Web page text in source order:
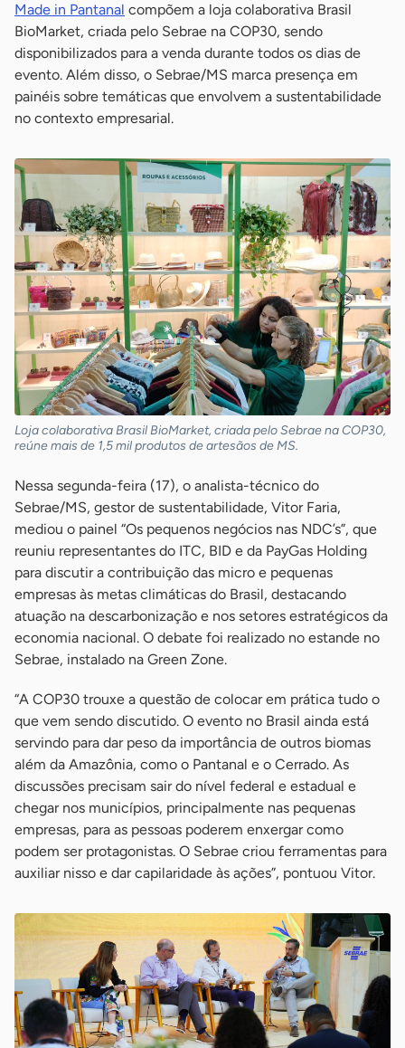
Made in Pantanal compõem a loja colaborativa Brasil
BioMarket, criada pelo Sebrae na COP30, sendo
disponibilizados para a venda durante todos os dias de
evento. Além disso, o Sebrae/MS marca presença em
painéis sobre temáticas que envolvem a sustentabilidade
no contexto empresarial.
Loja colaborativa Brasil BioMarket, criada pelo Sebrae na COP30,
reúne mais de 1,5 mil produtos de artesãos de MS.
Nessa segunda-feira (17), o analista-técnico do
Sebrae/MS, gestor de sustentabilidade, Vitor Faria,
mediou o painel “Os pequenos negócios nas NDC’s”, que
reuniu representantes do ITC, BID e da PayGas Holding
para discutir a contribuição das micro e pequenas
empresas às metas climáticas do Brasil, destacando
atuação na descarbonização e nos setores estratégicos da
economia nacional. O debate foi realizado no estande no
Sebrae, instalado na Green Zone.
“A COP30 trouxe a questão de colocar em prática tudo o
que vem sendo discutido. O evento no Brasil ainda está
servindo para dar peso da importância de outros biomas
além da Amazônia, como o Pantanal e o Cerrado. As
discussões precisam sair do nível federal e estadual e
chegar nos municípios, principalmente nas pequenas
empresas, para as pessoas poderem enxergar como
podem ser protagonistas. O Sebrae criou ferramentas para
auxiliar nisso e dar capilaridade às ações”, pontuou Vitor.